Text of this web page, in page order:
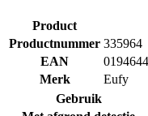
Product
Productnummer 335964
EAN
Merk
Eufy
Gebruik